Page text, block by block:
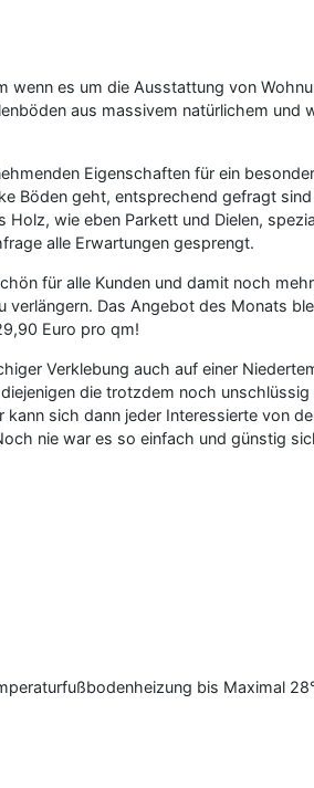
es um die Ausstattung von
aus massivem natürlichem und
Eigenschaften für ein
Böden geht, entsprechend gefragt
wie eben Parkett und Dielen,
alle Erwartungen gesprengt.
für alle Kunden und damit noch
Das Angebot des Monats
Euro pro qm!
Verklebung auch auf einer
die trotzdem noch
sich dann jeder Interessierte von
nie war es so einfach und günstig
bis Maximal